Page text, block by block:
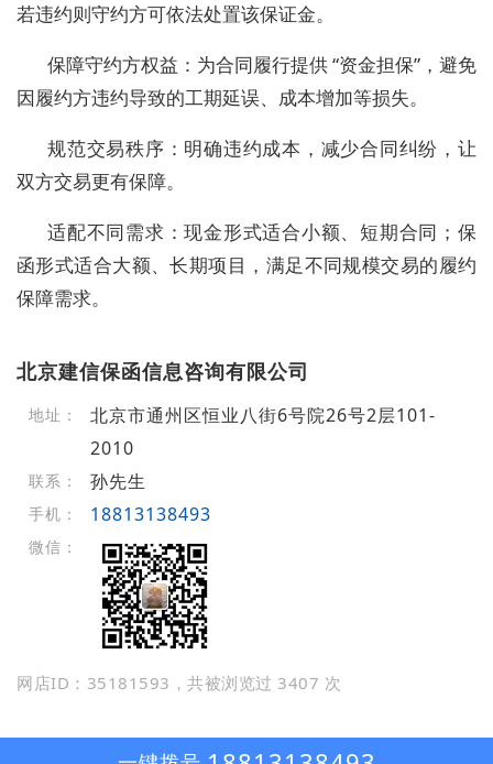
若违约则守约方可依法处置该保证金。
保障守约方权益：为合同履行提供 “资金担保”，避免
因履约方违约导致的工期延误、成本增加等损失。
规范交易秩序：明确违约成本，减少合同纠纷，让
双方交易更有保障。
适配不同需求：现金形式适合小额、短期合同；保
函形式适合大额、长期项目，满足不同规模交易的履约
保障需求。
北京建信保函信息咨询有限公司
地址：
北京市通州区恒业八街6号院26号2层101-
2010
联系： 孙先生
手机： 18813138493
微信：
网店ID：35181593，共被浏览过 3407 次